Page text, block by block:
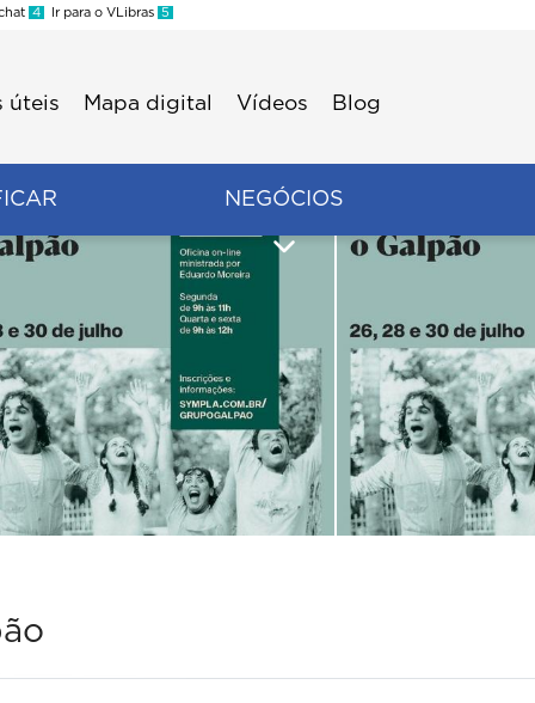
4 Ir para o VLibras 5
úteis Mapa digital Vídeos Blog
NEGÓCIOS